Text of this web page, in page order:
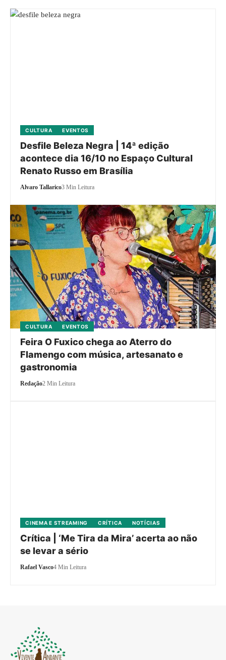
CULTURA EVENTOS
Desfile Beleza Negra | 14ª edição
acontece dia 16/10 no Espaço Cultural
Renato Russo em Brasília
Alvaro Tallarico3 Min Leitura
CULTURA EVENTOS
Feira O Fuxico chega ao Aterro do
Flamengo com música, artesanato e
gastronomia
Redação2 Min Leitura
CINEMA E STREAMING CRÍTICA NOTÍCIAS
Crítica | ‘Me Tira da Mira’ acerta ao não
se levar a sério
Rafael Vasco4 Min Leitura